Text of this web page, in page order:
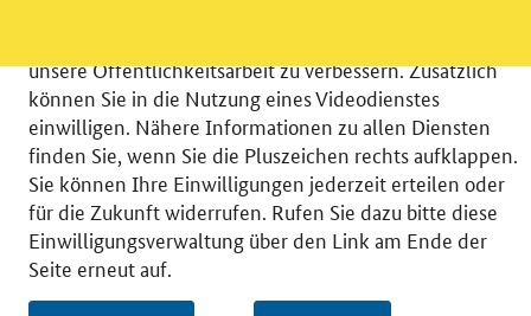
© 2026 Bundesministerium für Wirtschaft und Energie
RSS
Benutzerhinweise
Inhaltsverzeichnis
Impressum
Barrierefreiheit
Datenschutz
Einwilligungsverwaltung
unsere Öffentlichkeitsarbeit zu verbessern. Zusätzlich
können Sie in die Nutzung eines Videodienstes
einwilligen. Nähere Informationen zu allen Diensten
finden Sie, wenn Sie die Pluszeichen rechts aufklappen.
Sie können Ihre Einwilligungen jederzeit erteilen oder
für die Zukunft widerrufen. Rufen Sie dazu bitte diese
Einwilligungsverwaltung über den Link am Ende der
Seite erneut auf.